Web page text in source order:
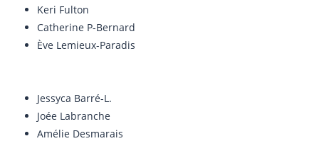
Keri Fulton
Catherine P-Bernard
Ève Lemieux-Paradis
Jessyca Barré-L.
Joée Labranche
Amélie Desmarais